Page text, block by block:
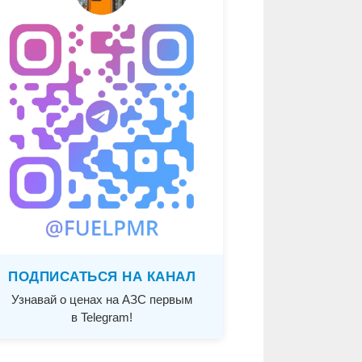
ПОДПИСАТЬСЯ НА КАНАЛ
Узнавай о ценах на АЗС первым
в Telegram!